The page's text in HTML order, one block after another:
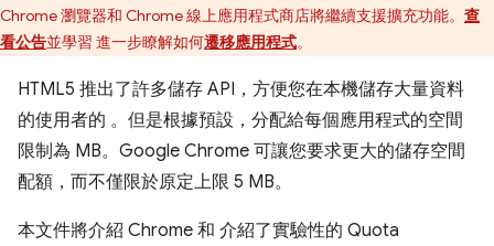
Chrome 瀏覽器和 Chrome 線上應用程式商店將繼續支援擴充功能。 查
看公告並學習 進一步瞭解如何遷移應用程式。
HTML5 推出了許多儲存 API，方便您在本機儲存大量資料
的使用者的 。但是根據預設，分配給每個應用程式的空間
限制為 MB。Google Chrome 可讓您要求更大的儲存空間
配額，而不僅限於原定上限 5 MB。
本文件將介紹 Chrome 和 介紹了實驗性的 Quota